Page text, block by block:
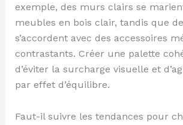
exemple, des murs clairs se
meubles en bois clair, tandis que
s’accordent avec des accessoires
contrastants. Créer une palette
d’éviter la surcharge visuelle et
par effet d’équilibre.
Faut-il suivre les tendances pour